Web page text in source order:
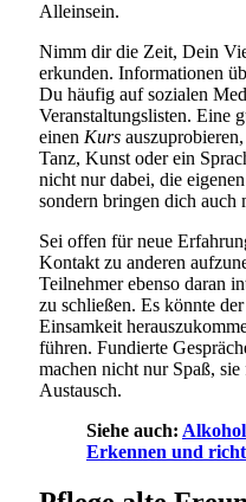
Alleinsein.
Nimm dir die Zeit, Dein
erkunden. Informationen
Du häufig auf sozialen
Veranstaltungslisten. Eine
einen Kurs
Tanz, Kunst oder ein
nicht nur dabei, die
sondern bringen dich auch
Sei offen für neue
Kontakt zu anderen
Teilnehmer ebenso daran
zu schließen. Es könnte
Einsamkeit
führen. Fundierte
machen nicht nur Spaß,
Austausch.
Siehe auch:
Erkennen und